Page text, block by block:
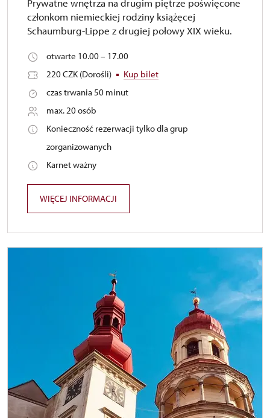
Prywatne wnętrza na drugim piętrze poświęcone
członkom niemieckiej rodziny książęcej
Schaumburg-Lippe z drugiej połowy XIX wieku.
otwarte 10.00 – 17.00
220 CZK (Dorośli)
Kup bilet
czas trwania 50 minut
max. 20 osób
Konieczność rezerwacji tylko dla grup
zorganizowanych
Karnet ważny
WIĘCEJ INFORMACJI